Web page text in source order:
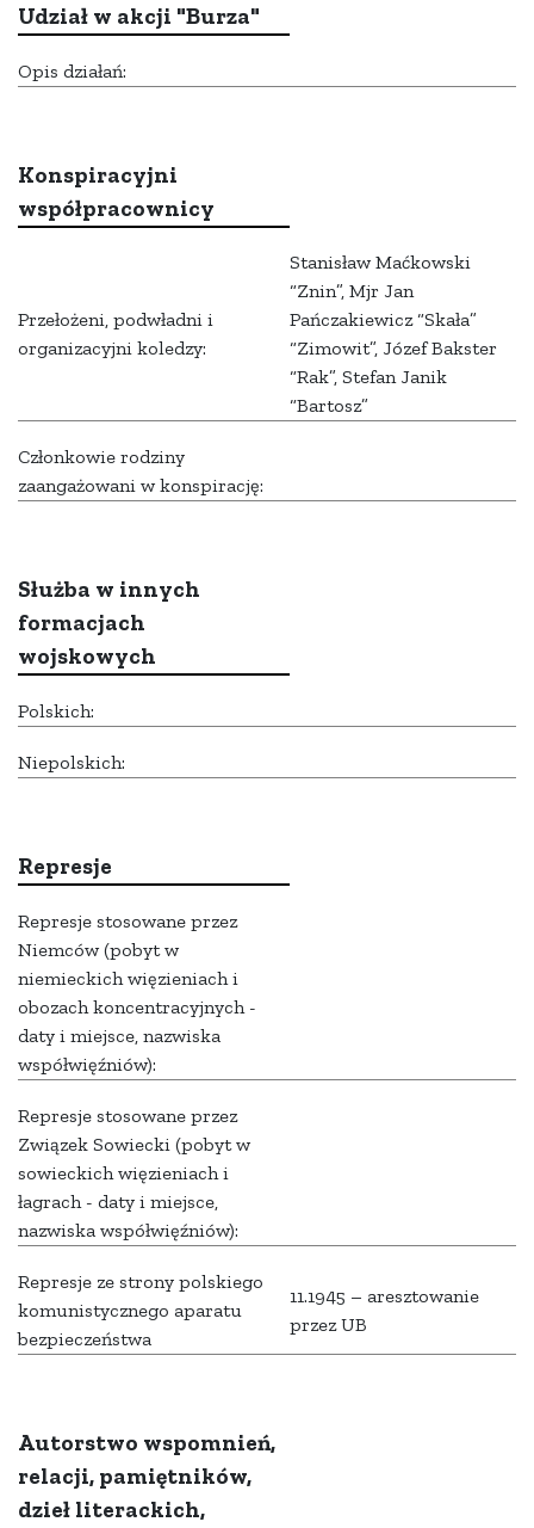
Udział w akcji "Burza"
Opis działań:
Konspiracyjni
współpracownicy
Przełożeni, podwładni i
organizacyjni koledzy:
Stanisław Maćkowski
“Znin”, Mjr Jan
Pańczakiewicz “Skała”
“Zimowit”, Józef Bakster
“Rak”, Stefan Janik
“Bartosz”
Członkowie rodziny
zaangażowani w konspirację:
Służba w innych
formacjach
wojskowych
Polskich:
Niepolskich:
Represje
Represje stosowane przez
Niemców (pobyt w
niemieckich więzieniach i
obozach koncentracyjnych -
daty i miejsce, nazwiska
współwięźniów):
Represje stosowane przez
Związek Sowiecki (pobyt w
sowieckich więzieniach i
łagrach - daty i miejsce,
nazwiska współwięźniów):
Represje ze strony polskiego
komunistycznego aparatu
bezpieczeństwa
11.1945 – aresztowanie
przez UB
Autorstwo wspomnień,
relacji, pamiętników,
dzieł literackich,